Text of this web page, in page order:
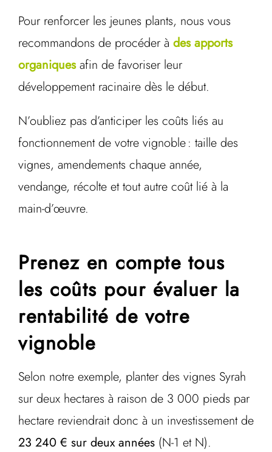
Pour renforcer les jeunes plants, nous vous
recommandons de procéder à des apports
organiquesafin de favoriser leur
développement racinaire dès le début.
N’oubliez pas d’anticiper les coûts liés au
fonctionnement de votre vignoble : taille des
vignes, amendements chaque année,
vendange, récolte et tout autre coût lié à la
main-d’œuvre.
Prenez en compte tous
les coûts pour évaluer la
rentabilité de votre
vignoble
Selon notre exemple, planter des vignes Syrah
sur deux hectares à raison de 3 000 pieds par
hectare reviendrait donc à un investissement de
23 240 € sur deux années (N-1 et N).